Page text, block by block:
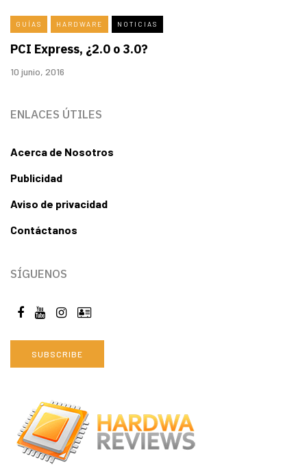
GUÍAS HARDWARE NOTICIAS
PCI Express, ¿2.0 o 3.0?
10 junio, 2016
ENLACES ÚTILES
Acerca de Nosotros
Publicidad
Aviso de privacidad
Contáctanos
SÍGUENOS
SUBSCRIBE